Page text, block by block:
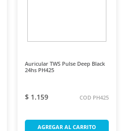
Auricular TWS Pulse Deep Black
24hs PH425
$ 1.159 COD PH425
AGREGAR AL CARRITO